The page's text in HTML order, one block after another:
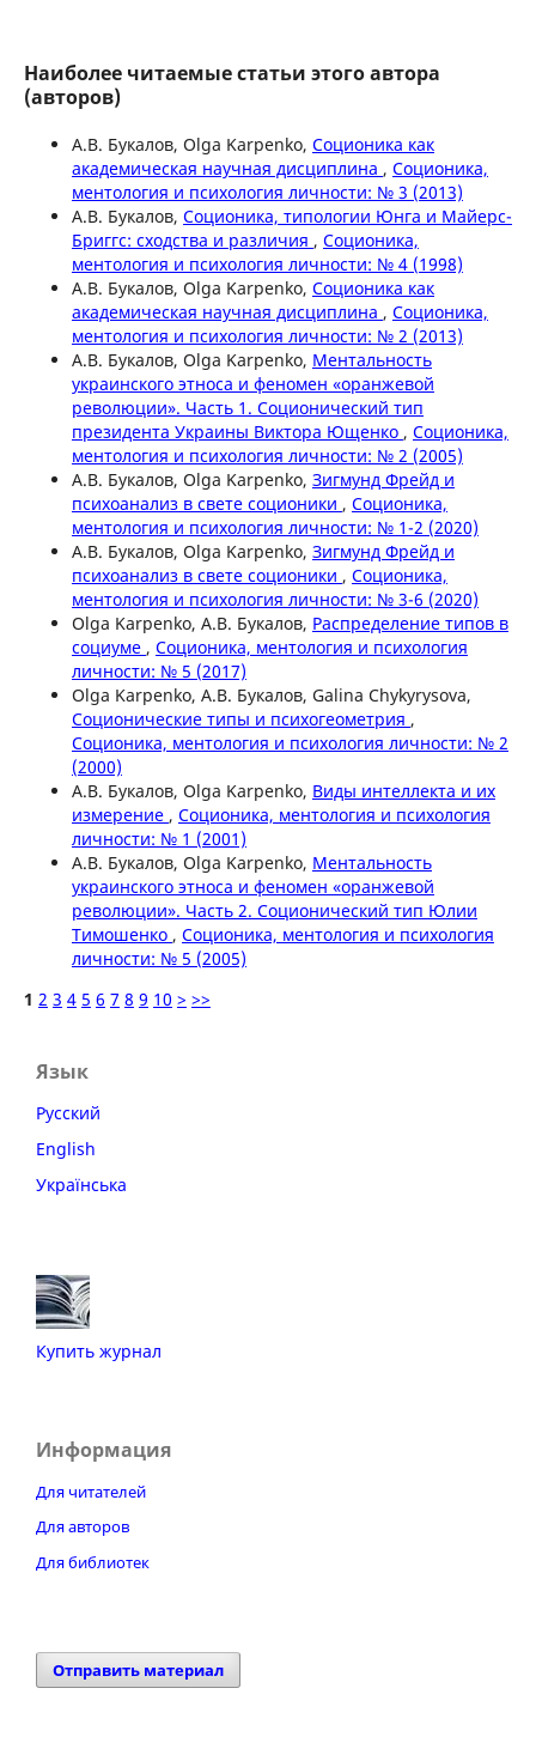
Наиболее читаемые статьи этого автора
(авторов)
А.В. Букалов, Olga Karpenko, Соционика как
академическая научная дисциплина , Соционика,
ментология и психология личности: № 3 (2013)
А.В. Букалов, Соционика, типологии Юнга и Майерс-
Бриггс: сходства и различия , Соционика,
ментология и психология личности: № 4 (1998)
А.В. Букалов, Olga Karpenko, Соционика как
академическая научная дисциплина , Соционика,
ментология и психология личности: № 2 (2013)
А.В. Букалов, Olga Karpenko, Ментальность
украинского этноса и феномен «оранжевой
революции». Часть 1. Соционический тип
президента Украины Виктора Ющенко , Соционика,
ментология и психология личности: № 2 (2005)
А.В. Букалов, Olga Karpenko, Зигмунд Фрейд и
психоанализ в свете соционики , Соционика,
ментология и психология личности: № 1-2 (2020)
А.В. Букалов, Olga Karpenko, Зигмунд Фрейд и
психоанализ в свете соционики , Соционика,
ментология и психология личности: № 3-6 (2020)
Olga Karpenko, А.В. Букалов, Распределение типов в
социуме , Соционика, ментология и психология
личности: № 5 (2017)
Olga Karpenko, А.В. Букалов, Galina Chykyrysova,
Соционические типы и психогеометрия ,
Соционика, ментология и психология личности: № 2
(2000)
А.В. Букалов, Olga Karpenko, Виды интеллекта и их
измерение , Соционика, ментология и психология
личности: № 1 (2001)
А.В. Букалов, Olga Karpenko, Ментальность
украинского этноса и феномен «оранжевой
революции». Часть 2. Соционический тип Юлии
Тимошенко , Соционика, ментология и психология
личности: № 5 (2005)
1 2 3 4 5 6 7 8 9 10 > >>
Язык
Русский
English
Українська
Купить журнал
Информация
Для читателей
Для авторов
Для библиотек
Отправить материал